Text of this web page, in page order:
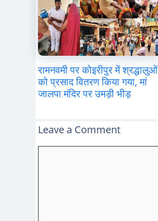
रामनवमी पर कोइरीपुर में श्रद्धालुओं
को प्रसाद वितरण किया गया, मां
जालपा मंदिर पर उमड़ी भीड़
Leave a Comment